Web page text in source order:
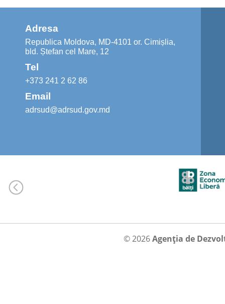
Adresa
Republica Moldova, MD-4101 or. Cimișlia,
bld. Ștefan cel Mare, 12
Tel
+373 241 2 62 86
Email
adrsud@adrsud.gov.md
© 2026Agenția de